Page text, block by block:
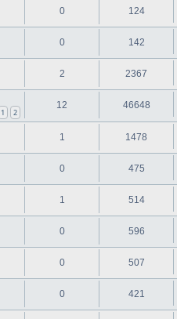
0 124
0 142
2 2367
1 2
12 46648
1 1478
0 475
1 514
0 596
0 507
0 421